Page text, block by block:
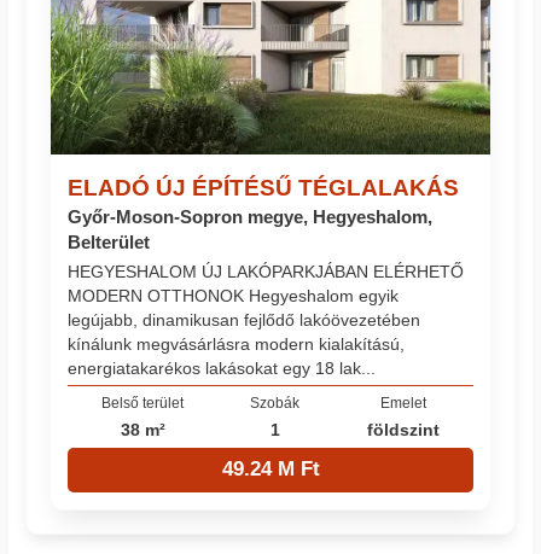
ELADÓ ÚJ ÉPÍTÉSŰ TÉGLALAKÁS
Győr-Moson-Sopron megye, Hegyeshalom,
Belterület
HEGYESHALOM ÚJ LAKÓPARKJÁBAN ELÉRHETŐ
MODERN OTTHONOK Hegyeshalom egyik
legújabb, dinamikusan fejlődő lakóövezetében
kínálunk megvásárlásra modern kialakítású,
energiatakarékos lakásokat egy 18 lak...
Belső terület
38 m²
Szobák
1
Emelet
földszint
49.24 M Ft